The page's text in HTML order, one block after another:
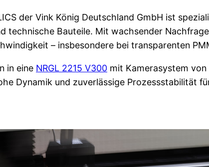
der Vink König Deutschland GmbH ist
technische Bauteile. Mit wachsender
– insbesondere bei transparenten
in eine NRGL 2215 V300 mit Kamerasystem von
Dynamik und zuverlässige Prozessstabilität